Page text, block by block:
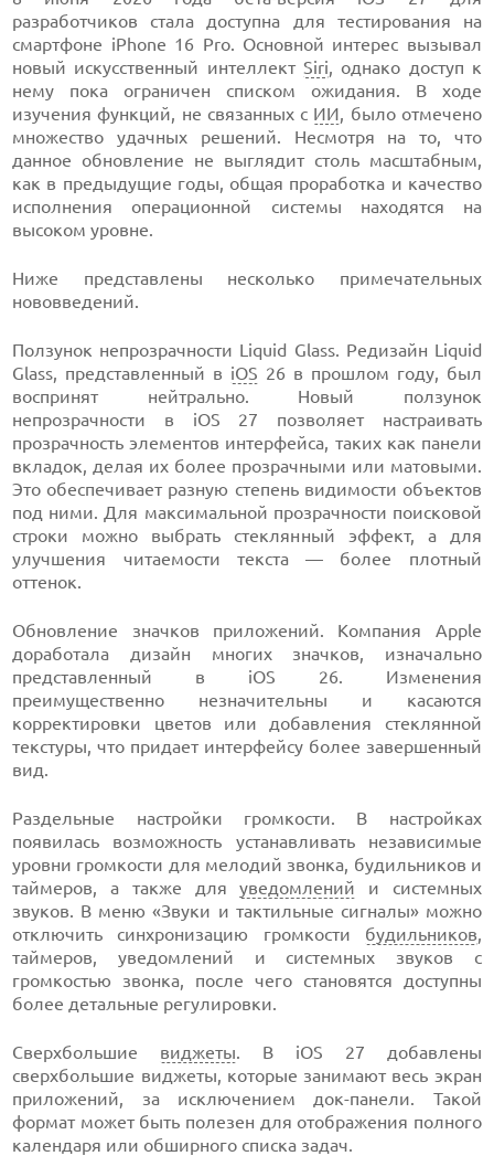
разработчиков стала доступна для тестирования на
смартфоне iPhone 16 Pro. Основной интерес вызывал
новый искусственный интеллект Siri, однако доступ к
нему пока ограничен списком ожидания. В ходе
изучения функций, не связанных с ИИ, было отмечено
множество удачных решений. Несмотря на то, что
данное обновление не выглядит столь масштабным,
как в предыдущие годы, общая проработка и качество
исполнения операционной системы находятся на
высоком уровне.
Ниже представлены несколько примечательных
нововведений.
Ползунок непрозрачности Liquid Glass. Редизайн Liquid
Glass, представленный в iOS 26 в прошлом году, был
воспринят нейтрально. Новый ползунок
непрозрачности в iOS 27 позволяет настраивать
прозрачность элементов интерфейса, таких как панели
вкладок, делая их более прозрачными или матовыми.
Это обеспечивает разную степень видимости объектов
под ними. Для максимальной прозрачности поисковой
строки можно выбрать стеклянный эффект, а для
улучшения читаемости текста — более плотный
оттенок.
Обновление значков приложений. Компания Apple
доработала дизайн многих значков, изначально
представленный в iOS 26. Изменения
преимущественно незначительны и касаются
корректировки цветов или добавления стеклянной
текстуры, что придает интерфейсу более завершенный
вид.
Раздельные настройки громкости. В настройках
появилась возможность устанавливать независимые
уровни громкости для мелодий звонка, будильников и
таймеров, а также дляуведомлений и системных
звуков. В меню «Звуки и тактильные сигналы» можно
отключить синхронизацию громкости будильников,
таймеров, уведомлений и системных звуков с
громкостью звонка, после чего становятся доступны
более детальные регулировки.
Сверхбольшие виджеты. В iOS 27 добавлены
сверхбольшие виджеты, которые занимают весь экран
приложений, за исключением док-панели. Такой
формат может быть полезен для отображения полного
календаря или обширного списка задач.